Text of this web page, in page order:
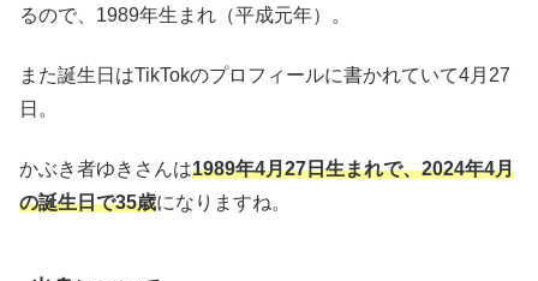
るので、1989年生まれ（平成元年）。
また誕生日はTikTokのプロフィールに書かれていて4月27
日。
かぶき者ゆきさんは1989年4月27日生まれで、2024年4月
の誕生日で35歳になりますね。